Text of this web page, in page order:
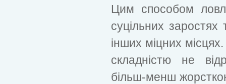
Цим способом
суцільних заростях
інших міцних
складністю не
більш-менш